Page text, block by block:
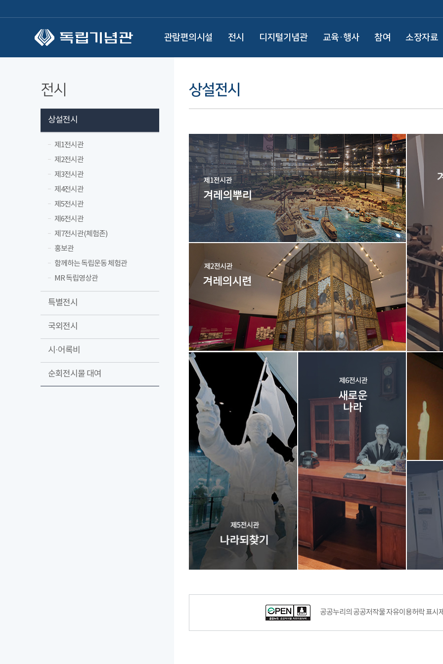
관람편의시설 전시 디지털기념관 교육·행사 참여 소장자료
전시
상설전시
제1전시관
제2전시관
제3전시관
제4전시관
제5전시관
제6전시관
제7전시관(체험존)
홍보관
함께하는 독립운동 체험관
MR 독립영상관
특별전시
국외전시
시·어록비
순회전시물 대여
상설전시
공공누리의 공공저작물 자유이용허락 표시